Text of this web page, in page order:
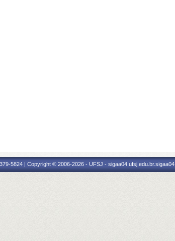
5824 | Copyright © 2006-2026 - UFSJ - sigaa04.ufsj.edu.br.sigaa04